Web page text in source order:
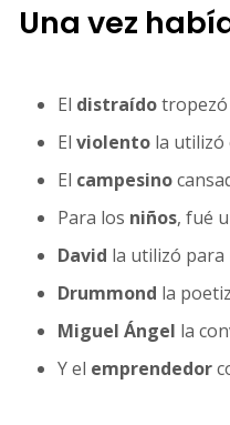
Una vez
El distraídotropezó
El violento la utilizó
El campesino
Para los niños, fué
David la utilizó para
Drummond la
Miguel Ángel la
Y el emprendedor